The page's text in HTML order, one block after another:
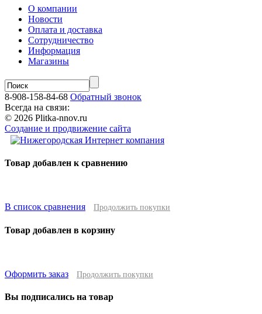
О компании
Новости
Оплата и доставка
Сотрудничество
Информация
Магазины
8-908-158-84-68 Обратный звонок
Всегда на связи:
© 2026 Plitka-nnov.ru
Создание и продвижение сайта
Товар добавлен к сравнению
В список сравнения Продолжить покупки
Товар добавлен в корзину
Оформить заказ Продолжить покупки
Вы подписались на товар